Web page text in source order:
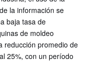
la información se
baja tasa de
de moldeo
reducción promedio de
25%, con un período